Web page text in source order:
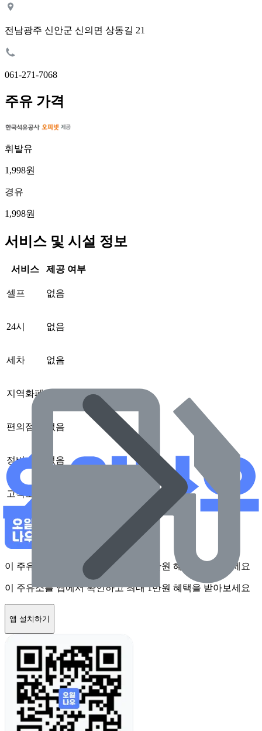
전남광주 신안군 신의면 상동길 21
061-271-7068
주유 가격
휘발유
1,998원
경유
1,998원
서비스 및 시설 정보
서비스 제공 여부
셀프 없음
24시 없음
세차 없음
지역화폐
편의점 없음
정비 없음
고속도로
이 주유소를 앱에서 확인하고 최대 1만원 혜택을 받아보세요
이 주유소를 앱에서 확인하고 최대 1만원 혜택을 받아보세요
앱 설치하기